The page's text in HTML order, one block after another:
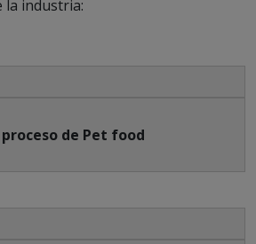
la industria:
de Pet food